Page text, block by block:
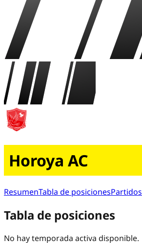
Horoya AC
ResumenTabla de posicionesPartidos
Tabla de posiciones
No hay temporada activa disponible.